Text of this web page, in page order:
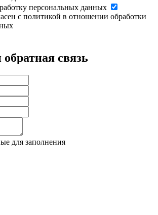
персональных данных
с политикой в отношении обработки
связь
для заполнения